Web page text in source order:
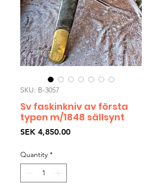
SKU: B-3057
Sv faskinkniv av första
typen m/1848 sällsynt
SEK 4,850.00Price
Quantity *